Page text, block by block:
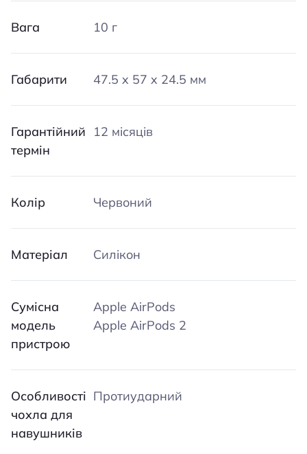
Вага 10 г
Габарити 47.5 x 57 x 24.5 мм
Гарантійний
термін
12 місяців
Колір Червоний
Матеріал Силікон
Сумісна
модель
пристрою
Apple AirPods
Apple AirPods 2
Особливості
чохла для
навушників
Протиударний